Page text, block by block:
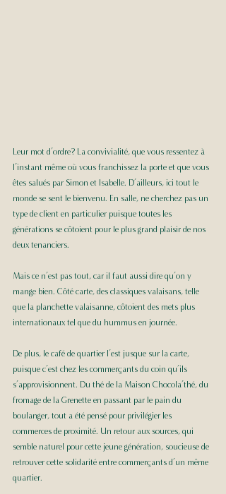
Leur mot d’ordre? La convivialité, que vous ressentez à
l’instant même où vous franchissez la porte et que vous
êtes salués par Simon et Isabelle. D’ailleurs, ici tout le
monde se sent le bienvenu. En salle, ne cherchez pas un
type de client en particulier puisque toutes les
générations se côtoient pour le plus grand plaisir de nos
deux tenanciers.
Mais ce n’est pas tout, car il faut aussi dire qu’on y
mange bien. Côté carte, des classiques valaisans, telle
que la planchette valaisanne, côtoient des mets plus
internationaux tel que du hummus en journée.
De plus, le café de quartier l’est jusque sur la carte,
puisque c’est chez les commerçants du coin qu’ils
s’approvisionnent. Du thé de la Maison Chocola’thé, du
fromage de la Grenette en passant par le pain du
boulanger, tout a été pensé pour privilégier les
commerces de proximité. Un retour aux sources, qui
semble naturel pour cette jeune génération, soucieuse de
retrouver cette solidarité entre commerçants d’un même
quartier.